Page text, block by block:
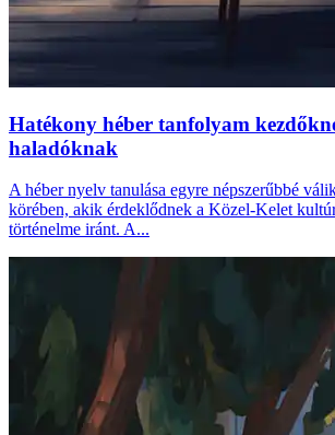
Hatékony héber tanfolyam
haladóknak
A héber nyelv tanulása egyre népszerűbbé
körében, akik érdeklődnek a Közel-Kelet
történelme iránt. A...